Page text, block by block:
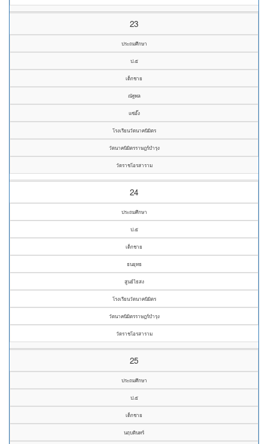
23
ประถมศึกษา
ป.๕
เด็กชาย
ณัฐพล
แซ่อั๊ง
โรงเรียนวัดนาคนิมิตร
วัดนาคนิมิตรราษฎร์บำรุง
วัดราชโอรสาราม
24
ประถมศึกษา
ป.๕
เด็กชาย
ธนยุทธ
สูนย์ไธสง
โรงเรียนวัดนาคนิมิตร
วัดนาคนิมิตรราษฎร์บำรุง
วัดราชโอรสาราม
25
ประถมศึกษา
ป.๕
เด็กชาย
นฤบดินทร์